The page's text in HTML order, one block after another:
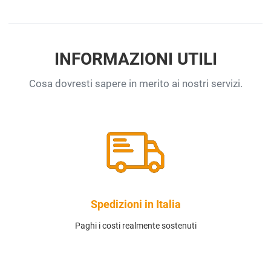
INFORMAZIONI UTILI
Cosa dovresti sapere in merito ai nostri servizi.
Spedizioni in Italia
Paghi i costi realmente sostenuti